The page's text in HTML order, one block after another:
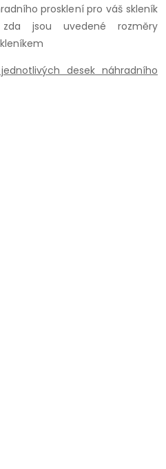
prosklení pro váš skleník
jsou uvedené rozměry
desek náhradního